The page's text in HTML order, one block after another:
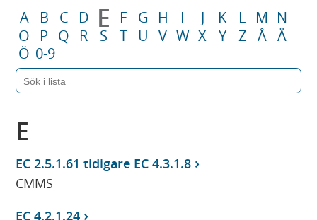
A B C D E F G H I J K L M N
O
P Q R S T U V W X Y Z Å Ä
Ö 0-9
E
EC 2.5.1.61 tidigare EC 4.3.1.8
CMMS
EC 4.2.1.24